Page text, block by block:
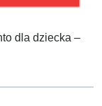
dla dziecka –